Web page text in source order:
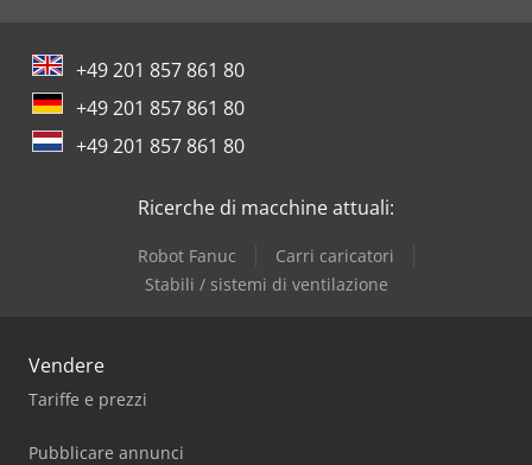
+49 201 857 861 80
+49 201 857 861 80
+49 201 857 861 80
Ricerche di macchine attuali:
Robot Fanuc
Carri caricatori
Stabili / sistemi di ventilazione
Vendere
Tariffe e prezzi
Pubblicare annunci